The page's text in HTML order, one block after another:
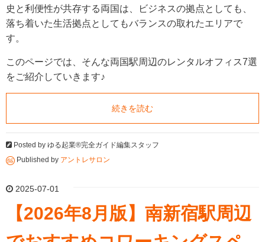
史と利便性が共存する両国は、ビジネスの拠点としても、
落ち着いた生活拠点としてもバランスの取れたエリアで
す。
このページでは、そんな両国駅周辺のレンタルオフィス7選
をご紹介していきます♪
続きを読む
Posted by ゆる起業®完全ガイド編集スタッフ
Published by アントレサロン
2025-07-01
【2026年8月版】南新宿駅周辺